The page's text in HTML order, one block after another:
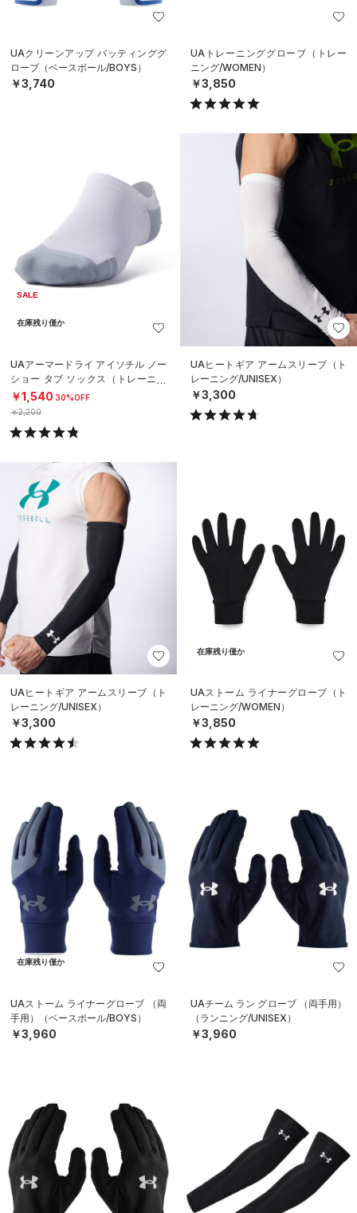
UAクリーンアップ バッティンググ
ローブ（ベースボール/BOYS）
￥3,740
UAトレーニンググローブ（トレー
ニング/WOMEN）
￥3,850
SALE
在庫残り僅か
UAアーマードライ アイソチル ノー
ショー タブ ソックス（トレーニン
グ/UNISEX）
￥1,540 30%OFF
￥2,200
UAヒートギア アームスリーブ（ト
レーニング/UNISEX）
￥3,300
UAヒートギア アームスリーブ（ト
レーニング/UNISEX）
￥3,300
在庫残り僅か
UAストーム ライナーグローブ（ト
レーニング/WOMEN）
￥3,850
在庫残り僅か
UAストーム ライナーグローブ （両
手用）（ベースボール/BOYS）
￥3,960
UAチーム ラン グローブ （両手用）
（ランニング/UNISEX）
￥3,960